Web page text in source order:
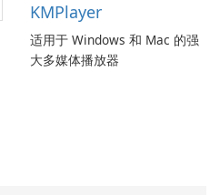
KMPlayer
适用于 Windows 和 Mac 的强
大多媒体播放器